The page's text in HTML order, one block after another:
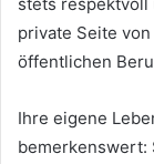
private Seite
öffentlichen
Ihre eigene
bemerkenswert: